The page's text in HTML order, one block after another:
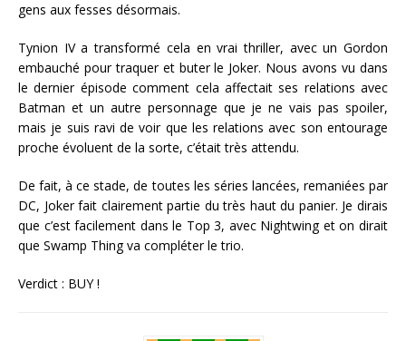
gens aux fesses désormais.
Tynion IV a transformé cela en vrai thriller, avec un Gordon
embauché pour traquer et buter le Joker. Nous avons vu dans
le dernier épisode comment cela affectait ses relations avec
Batman et un autre personnage que je ne vais pas spoiler,
mais je suis ravi de voir que les relations avec son entourage
proche évoluent de la sorte, c’était très attendu.
De fait, à ce stade, de toutes les séries lancées, remaniées par
DC, Joker fait clairement partie du très haut du panier. Je dirais
que c’est facilement dans le Top 3, avec Nightwing et on dirait
que Swamp Thing va compléter le trio.
Verdict : BUY !